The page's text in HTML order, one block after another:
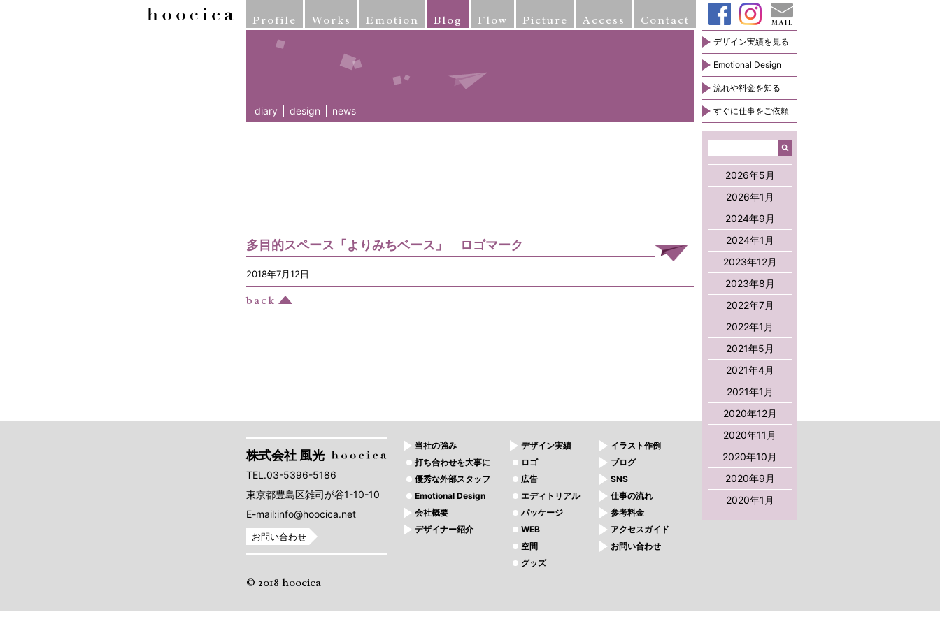
Profile Works Emotion Blog Flow Picture Access Contact
diary design news
多目的スペース「よりみちベース」 ロゴマーク
2018年7月12日
デザイン実績を見る
Emotional Design
流れや料金を知る
すぐに仕事をご依頼
2026年5月
2026年1月
2024年9月
2024年1月
2023年12月
2023年8月
2022年7月
2022年1月
2021年5月
2021年4月
2021年1月
2020年12月
2020年11月
2020年10月
2020年9月
2020年1月
株式会社 風光
TEL.03-5396-5186
東京都豊島区雑司が谷1-10-10
E-mail:info@hoocica.net
お問い合わせ
当社の強み
打ち合わせを大事に
優秀な外部スタッフ
Emotional Design
会社概要
デザイナー紹介
デザイン実績
ロゴ
広告
エディトリアル
パッケージ
WEB
空間
グッズ
イラスト作例
ブログ
SNS
仕事の流れ
参考料金
アクセスガイド
お問い合わせ
© 2018 hoocica